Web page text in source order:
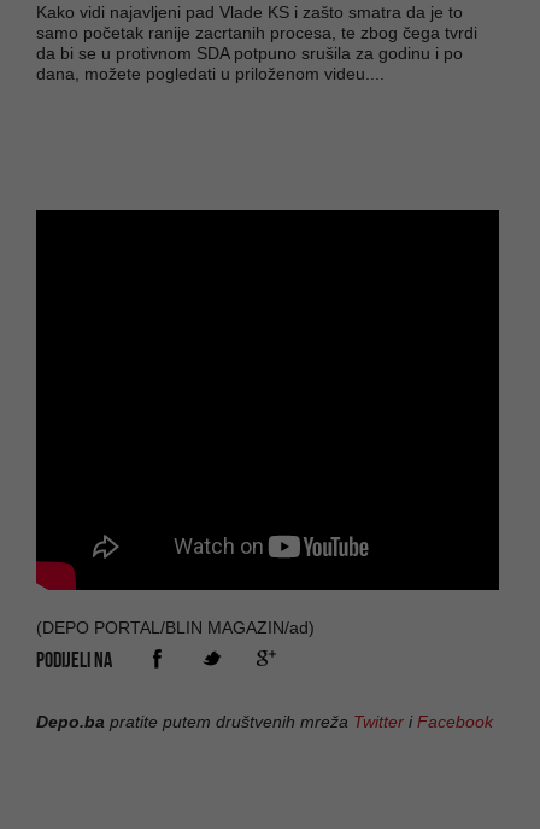
Kako vidi najavljeni pad Vlade KS i zašto smatra da je to
samo početak ranije zacrtanih procesa, te zbog čega tvrdi
da bi se u protivnom SDA potpuno srušila za godinu i po
dana, možete pogledati u priloženom videu....
(DEPO PORTAL/BLIN MAGAZIN/ad)
PODIJELI NA
Depo.ba pratite putem društvenih mreža Twitter iFacebook